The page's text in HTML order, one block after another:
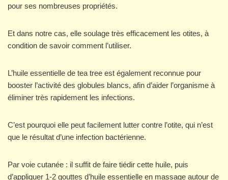
pour ses nombreuses propriétés.
Et dans notre cas, elle soulage très efficacement les otites, à
condition de savoir comment l’utiliser.
L’huile essentielle de tea tree est également reconnue pour
booster l’activité des globules blancs, afin d’aider l’organisme à
éliminer très rapidement les infections.
C’est pourquoi elle peut facilement lutter contre l’otite, qui n’est
que le résultat d’une infection bactérienne.
Par voie cutanée : il suffit de faire tiédir cette huile, puis
d’appliquer 1-2 gouttes d’huile essentielle en massage autour de